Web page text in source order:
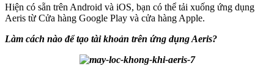
Hiện có sẵn trên Android và iOS, bạn có thể tải xuống ứng dụng
Aeris từ Cửa hàng Google Play và cửa hàng Apple.
Làm cách nào để tạo tài khoản trên ứng dụng Aeris?